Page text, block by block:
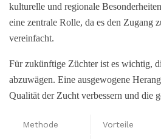
kulturelle und regionale
eine zentrale Rolle, da es den Zugang
vereinfacht.
Für zukünftige Züchter ist es wichtig,
abzuwägen. Eine ausgewogene
Qualität der Zucht verbessern und die
Methode Vorteile